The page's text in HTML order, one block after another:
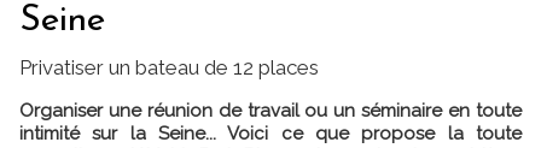
Seine
Privatiser un bateau de 12 places
Organiser une réunion de travail ou un séminaire en toute
intimité sur la Seine... Voici ce que propose la toute